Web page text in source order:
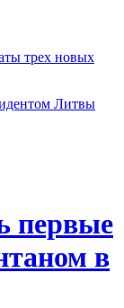
трех новых
Литвы
первые
в